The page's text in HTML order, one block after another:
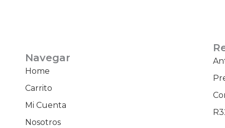
Navegar
Home
Carrito
Mi Cuenta
Nosotros